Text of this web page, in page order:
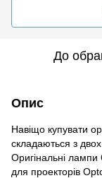
До
Опис
Навіщо купувати
складаються з
Оригінальні лампи
для проекторів